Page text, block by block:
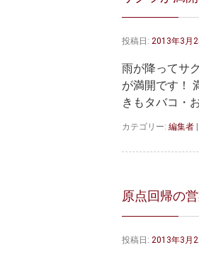
は
投稿日: 2013年3月
雨が降ってサ
が満開です！
きもタバコ・
カテゴリー: 編集者
原点回帰の
投稿日: 2013年3月